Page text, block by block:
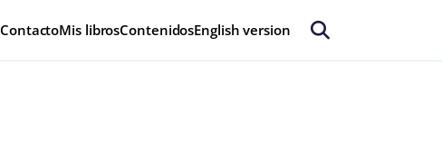
ContactoMis librosContenidosEnglish version